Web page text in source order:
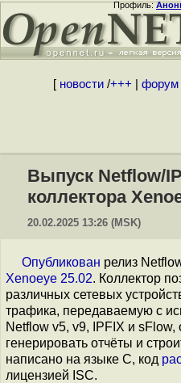
Профиль:
[ новости/+++ форум|
Выпуск Netflow/
коллектора
20.02.2025 13:26 (MSK)
Опубликован релиз
Xenoeye 25.02. Коллектор
различных сетевых
трафика, передаваемую с
Netflow v5, v9, IPFIX и
генерировать отчёты и
написано на языке С, код
лицензией ISC.